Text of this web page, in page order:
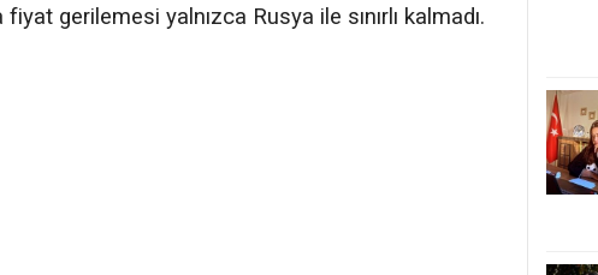
gerilemesi yalnızca Rusya ile sınırlı kalmadı.